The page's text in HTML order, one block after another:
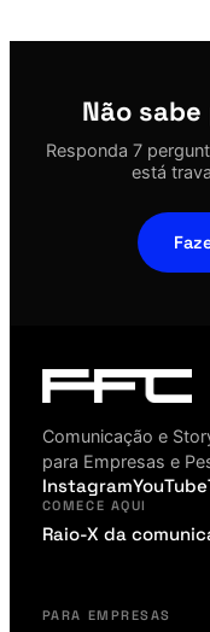
Não
Responda 7
está
Comunicação e
para Empresas e
InstagramYouTube
COMECE AQUI
Raio-X da
PARA EMPRESAS